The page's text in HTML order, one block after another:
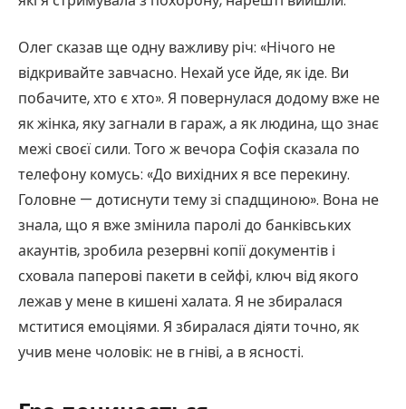
Олег сказав ще одну важливу річ: «Нічого не
відкривайте завчасно. Нехай усе йде, як іде. Ви
побачите, хто є хто». Я повернулася додому вже не
як жінка, яку загнали в гараж, а як людина, що знає
межі своєї сили. Того ж вечора Софія сказала по
телефону комусь: «До вихідних я все перекину.
Головне — дотиснути тему зі спадщиною». Вона не
знала, що я вже змінила паролі до банківських
акаунтів, зробила резервні копії документів і
сховала паперові пакети в сейфі, ключ від якого
лежав у мене в кишені халата. Я не збиралася
мститися емоціями. Я збиралася діяти точно, як
учив мене чоловік: не в гніві, а в ясності.